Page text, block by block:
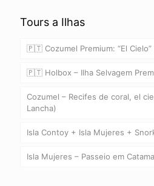
Tours a Ilhas
🇵🇹 Cozumel Premium: “El
🇵🇹 Holbox – Ilha Selvagem
Cozumel – Recifes de coral, el
Lancha)
Isla Contoy + Isla Mujeres +
Isla Mujeres – Passeio em